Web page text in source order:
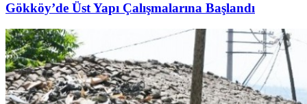
Gökköy’de Üst Yapı Çalışmalarına Başlandı